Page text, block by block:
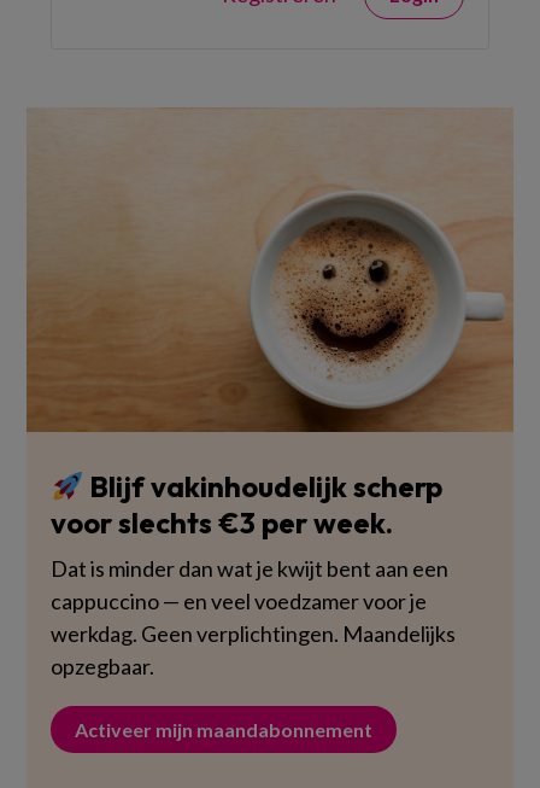
Blijf vakinhoudelijk scherp
voor slechts €3 per week.
Dat is minder dan wat je kwijt bent aan een
cappuccino — en veel voedzamer voor je
werkdag. Geen verplichtingen. Maandelijks
opzegbaar.
Activeer mijn maandabonnement